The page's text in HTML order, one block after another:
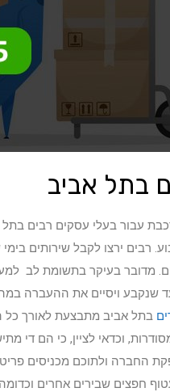
בתל אביב
עבור בעלי עסקים רבים
רבים ירצו לקבל שירותים
מדובר בעיקר בתשומת לב
ויסיים את ההעברה
בתל אביב מתבצעת לאורך כל
וכדאי לציין, כי הם די
החברה ולתוכם מכניסים
יעטוף חפצים שבירים אחרים